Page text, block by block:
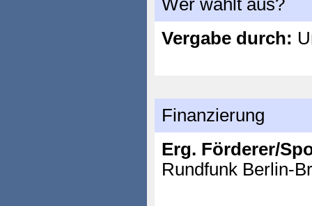
Wer wählt aus?
Vergabe durch:
Finanzierung
Erg. Förderer/
Rundfunk Berlin-